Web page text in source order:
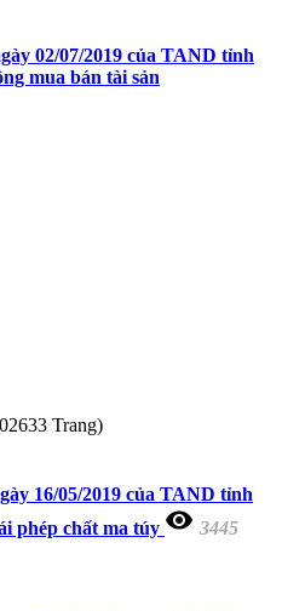
02/07/2019 của TAND tỉnh
mua bán tài sản
Trang)
16/05/2019 của TAND tỉnh
phép chất ma túy visibility 3445